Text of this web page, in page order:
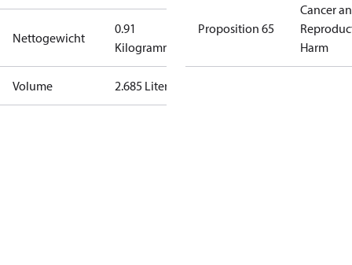
Nettogewicht
0.91
Kilogramm
Volume 2.685 Liter
Proposition 65
Cancer
Harm